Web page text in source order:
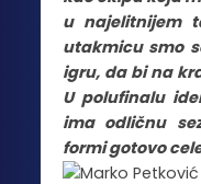
u najelitnijem
utakmicu smo
igru, da bi na
U polufinalu
ima odličnu
formi gotovo